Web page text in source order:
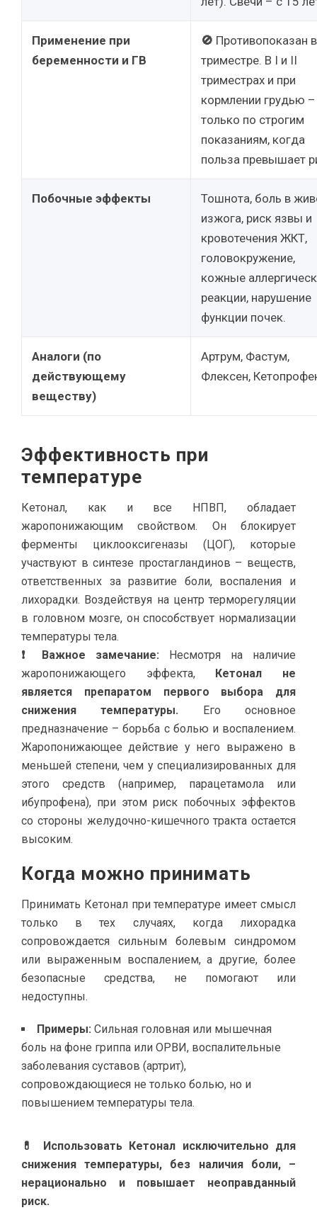
Применение при
беременности и ГВ
🚫 Противопоказан
триместре. В I и II
триместрах и при
кормлении грудью –
только по строгим
показаниям, когда
польза превышает
Побочные эффекты
Тошнота, боль в
изжога, риск язвы и
кровотечения ЖКТ,
головокружение,
кожные
реакции, нарушение
функции почек.
Аналоги (по
действующему
веществу)
Артрум, Фастум,
Флексен,
Эффективность при
температуре
Кетонал, как и все НПВП, обладает
жаропонижающим свойством. Он блокирует
ферменты циклооксигеназы (ЦОГ), которые
участвуют в синтезе простагландинов – веществ,
ответственных за развитие боли, воспаления и
лихорадки. Воздействуя на центр терморегуляции
в головном мозге, он способствует нормализации
температуры тела.
❗ Важное замечание: Несмотря на наличие
жаропонижающего эффекта, Кетонал не
является препаратом первого выбора для
снижения температуры. Его основное
предназначение – борьба с болью и воспалением.
Жаропонижающее действие у него выражено в
меньшей степени, чем у специализированных для
этого средств (например, парацетамола или
ибупрофена), при этом риск побочных эффектов
со стороны желудочно-кишечного тракта остается
высоким.
Когда можно принимать
Принимать Кетонал при температуре имеет смысл
только в тех случаях, когда лихорадка
сопровождается сильным болевым синдромом
или выраженным воспалением, а другие, более
безопасные средства, не помогают или
недоступны.
Примеры: Сильная головная или мышечная
боль на фоне гриппа или ОРВИ, воспалительные
заболевания суставов (артрит),
сопровождающиеся не только болью, но и
повышением температуры тела.
💊 Использовать Кетонал исключительно для
снижения температуры, без наличия боли, –
нерационально и повышает неоправданный
риск.